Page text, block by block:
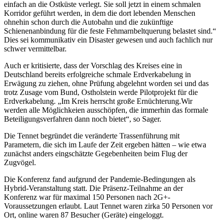
einfach an die Ostküste verlegt. Sie soll jetzt in einem schmalen
Korridor geführt werden, in dem die dort lebenden Menschen
ohnehin schon durch die Autobahn und die zukünftige
Schienenanbindung für die feste Fehmarnbeltquerung belastet sind.“
Dies sei kommunikativ ein Disaster gewesen und auch fachlich nur
schwer vermittelbar.
Auch er kritisierte, dass der Vorschlag des Kreises eine in
Deutschland bereits erfolgreiche schmale Erdverkabelung in
Erwägung zu ziehen, ohne Prüfung abgelehnt worden sei und das
trotz Zusage vom Bund, Ostholstein werde Pilotprojekt für die
Erdverkabelung. „Im Kreis herrscht große Ernüchterung.Wir
werden alle Möglichkeien ausschöpfen, die immerhin das formale
Beteiligungsverfahren dann noch bietet“, so Sager.
Die Tennet begründet die veränderte Trassenführung mit
Parametern, die sich im Laufe der Zeit ergeben hätten – wie etwa
zunächst anders eingschätzte Gegebenheiten beim Flug der
Zugvögel.
Die Konferenz fand aufgrund der Pandemie-Bedingungen als
Hybrid-Veranstaltung statt. Die Präsenz-Teilnahme an der
Konferenz war für maximal 150 Personen nach 2G+-
Voraussetzungen erlaubt. Laut Tennet waren zirka 50 Personen vor
Ort, online waren 87 Besucher (Geräte) eingeloggt.